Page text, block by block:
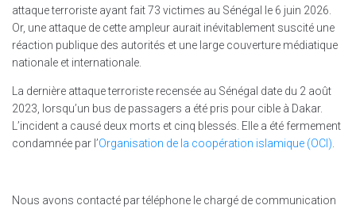
attaque terroriste ayant fait 73 victimes au Sénégal le 6 juin 2026.
Or, une attaque de cette ampleur aurait inévitablement suscité une
réaction publique des autorités et une large couverture médiatique
nationale et internationale.
La dernière attaque terroriste recensée au Sénégal date du 2 août
2023, lorsqu’un bus de passagers a été pris pour cible à Dakar.
L’incident a causé deux morts et cinq blessés. Elle a été fermement
condamnée par l’Organisation de la coopération islamique (OCI)
Nous avons contacté par téléphone le chargé de communication